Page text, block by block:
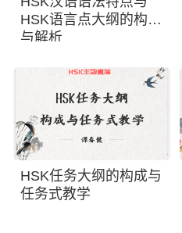
HSK语言点大纲的构成
与解析
HSK任务大纲的构成与
任务式教学